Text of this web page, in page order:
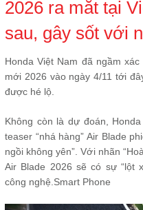
2026 ra mắt tại
sau, gây sốt với
Honda Việt Nam đã ngầm
mới 2026 vào ngày 4/11 tới
được hé lộ.
Không còn là dự đoán,
teaser “nhá hàng” Air Blade
ngồi không yên”. Với nhãn
Air Blade 2026 sẽ có sự “lột
công nghệ.Smart Phone